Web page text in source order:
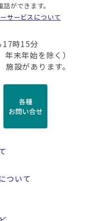
ができます。
サービスについて
17時15分
年末年始を除く）
設があります。
ついて